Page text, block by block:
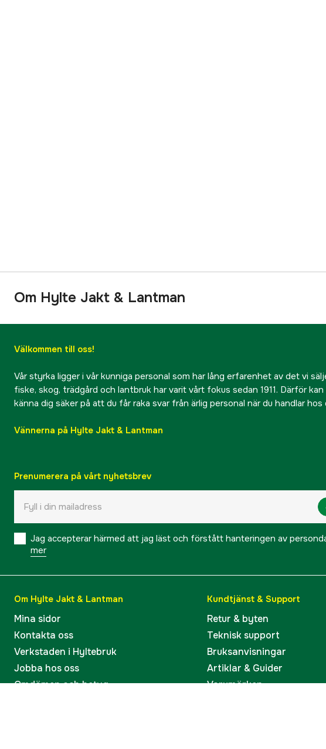
Om Hylte Jakt & Lantman
Välkommen till oss!
Vår styrka ligger i vår kunniga personal som har lång erfarenhet av det vi
fiske, skog, trädgård och lantbruk har varit vårt fokus sedan 1911. Därför kan
känna dig säker på att du får raka svar från ärlig personal när du handlar hos
Vännerna på Hylte Jakt & Lantman
Prenumerera på vårt nyhetsbrev
Jag accepterar härmed att jag läst och förstått hanteringen av
mer
Om Hylte Jakt & Lantman
Mina sidor
Kontakta oss
Verkstaden i Hyltebruk
Jobba hos oss
Omdömen och betyg
Kundtjänst & Support
Retur & byten
Teknisk support
Bruksanvisningar
Artiklar & Guider
Varumärken